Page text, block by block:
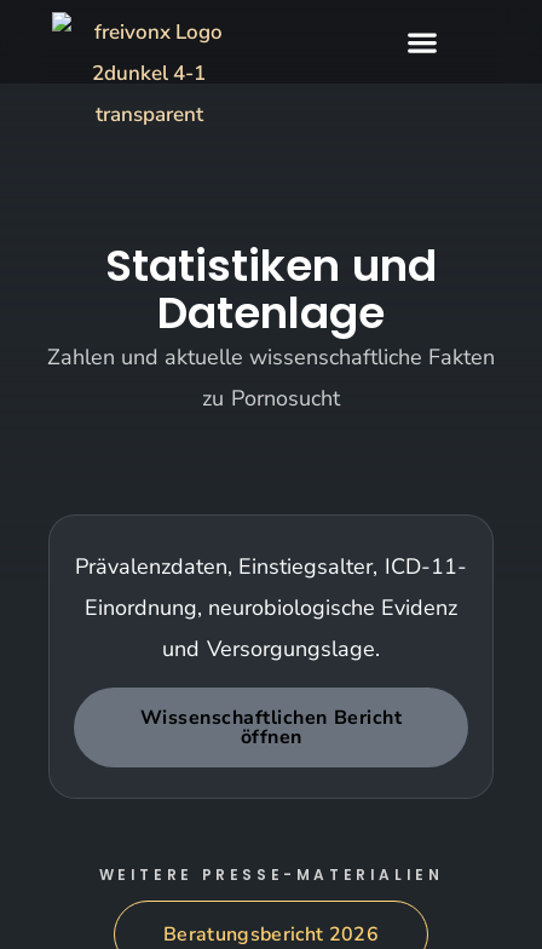
Statistiken und
Datenlage
Zahlen und aktuelle wissenschaftliche Fakten
zu Pornosucht
Prävalenzdaten, Einstiegsalter, ICD-11-
Einordnung, neurobiologische Evidenz
und Versorgungslage.
Wissenschaftlichen Bericht
öffnen
WEITERE PRESSE-MATERIALIEN
Beratungsbericht 2026